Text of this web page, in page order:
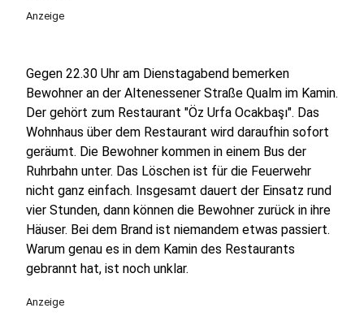
Anzeige
Gegen 22.30 Uhr am Dienstagabend bemerken
Bewohner an der Altenessener Straße Qualm im Kamin.
Der gehört zum Restaurant "Öz Urfa Ocakbaşı". Das
Wohnhaus über dem Restaurant wird daraufhin sofort
geräumt. Die Bewohner kommen in einem Bus der
Ruhrbahn unter. Das Löschen ist für die Feuerwehr
nicht ganz einfach. Insgesamt dauert der Einsatz rund
vier Stunden, dann können die Bewohner zurück in ihre
Häuser. Bei dem Brand ist niemandem etwas passiert.
Warum genau es in dem Kamin des Restaurants
gebrannt hat, ist noch unklar.
Anzeige